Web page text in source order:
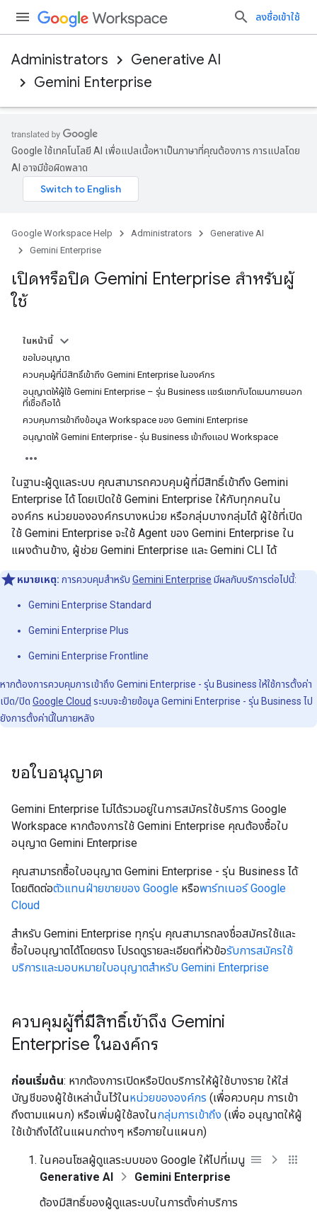
ลงชื่อเข้าใช้
Administrators
Generative AI
Gemini Enterprise
Google ใช้เทคโนโลยี AI เพื่อแปลเนื้อหาเป็นภาษาที่คุณต้องการ การแปลโดย
AI อาจมีข้อผิดพลาด
Google Workspace Help Administrators
Generative AI
Gemini Enterprise
เปิดหรือปิด Gemini Enterprise สำหรับผู้
ใช้
ในหน้านี้
ขอใบอนุญาต
ควบคุมผู้ที่มีสิทธิ์เข้าถึง Gemini Enterprise ในองค์กร
อนุญาตให้ผู้ใช้ Gemini Enterprise – รุ่น Business แชร์แชทกับโดเมนภายนอก
ที่เชื่อถือได้
ควบคุมการเข้าถึงข้อมูล Workspace ของ Gemini Enterprise
อนุญาตให้ Gemini Enterprise - รุ่น Business เข้าถึงแอป Workspace
ในฐานะผู้ดูแลระบบ คุณสามารถควบคุมผู้ที่มีสิทธิ์เข้าถึง Gemini
Enterprise ได้ โดยเปิดใช้ Gemini Enterprise ให้กับทุกคนใน
องค์กร หน่วยขององค์กรบางหน่วย หรือกลุ่มบางกลุ่มได้ ผู้ใช้ที่เปิด
ใช้ Gemini Enterprise จะใช้ Agent ของ Gemini Enterprise ใน
แผงด้านข้าง, ผู้ช่วย Gemini Enterprise และ Gemini CLI ได้
หมายเหตุ: การควบคุมสำหรับ Gemini Enterprise มีผลกับบริการต่อไปนี้:
Gemini Enterprise Standard
Gemini Enterprise Plus
Gemini Enterprise Frontline
หากต้องการควบคุมการเข้าถึง Gemini Enterprise - รุ่น Business ให้ใช้การตั้งค่า
เปิด/ปิด Google Cloud ระบบจะย้ายข้อมูล Gemini Enterprise - รุ่น Business ไป
ยังการตั้งค่านี้ในภายหลัง
ขอใบอนุญาต
Gemini Enterprise ไม่ได้รวมอยู่ในการสมัครใช้บริการ Google
Workspace หากต้องการใช้ Gemini Enterprise คุณต้องซื้อใบ
อนุญาต Gemini Enterprise
คุณสามารถซื้อใบอนุญาต Gemini Enterprise - รุ่น Business ได้
โดยติดต่อตัวแทนฝ่ายขายของ Google หรือพาร์ทเนอร์ Google
Cloud
สำหรับ Gemini Enterprise ทุกรุ่น คุณสามารถลงชื่อสมัครใช้และ
ซื้อใบอนุญาตได้โดยตรง โปรดดูรายละเอียดที่หัวข้อรับการสมัครใช้
บริการและมอบหมายใบอนุญาตสำหรับ Gemini Enterprise
ควบคุมผู้ที่มีสิทธิ์เข้าถึง Gemini
Enterprise ในองค์กร
ก่อนเริ่มต้น: หากต้องการเปิดหรือปิดบริการให้ผู้ใช้บางราย ให้ใส่
บัญชีของผู้ใช้เหล่านั้นไว้ในหน่วยขององค์กร (เพื่อควบคุม การเข้า
ถึงตามแผนก) หรือเพิ่มผู้ใช้ลงในกลุ่มการเข้าถึง (เพื่อ อนุญาตให้ผู้
ใช้เข้าถึงได้ในแผนกต่างๆ หรือภายในแผนก)
ในคอนโซลผู้ดูแลระบบของ Google ให้ไปที่เมนู
Generative AI
Gemini Enterprise
ต้องมีสิทธิ์ของผู้ดูแลระบบในการตั้งค่าบริการ